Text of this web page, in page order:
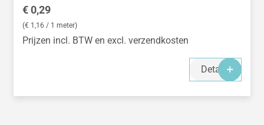
Normale prijs:
€ 0,29
(€ 1,16 / 1 meter)
Prijzen incl. BTW en excl. verzendkosten
Details